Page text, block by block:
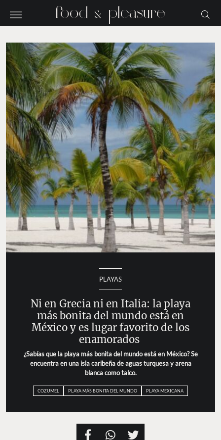
PLAYAS
Ni en Grecia ni en Italia: la playa
más bonita del mundo está en
México y es lugar favorito de los
enamorados
¿Sabías que la playa más bonita del mundo está en México? Se
encuentra en una isla caribeña de aguas turquesa y arena
blanca como talco.
COZUMEL PLAYA MÁS BONITA DEL MUNDO PLAYA MEXICANA